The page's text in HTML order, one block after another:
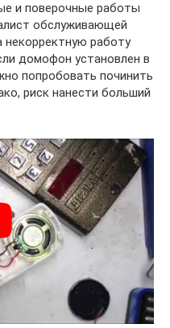
и поверочные работы
обслуживающей
некорректную работу
домофон установлен в
попробовать починить
риск нанести больший